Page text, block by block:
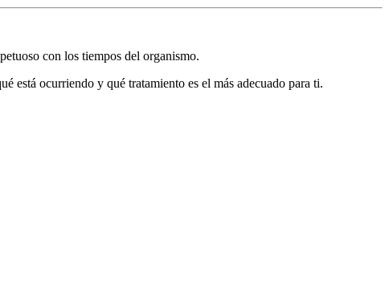
con los tiempos del organismo.
está ocurriendo y qué tratamiento es el más adecuado para ti.